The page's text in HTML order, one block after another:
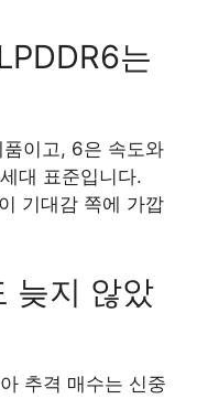
는
이고, 6은 속도와
대 표준입니다.
기대감 쪽에 가깝
늦지 않았
추격 매수는 신중